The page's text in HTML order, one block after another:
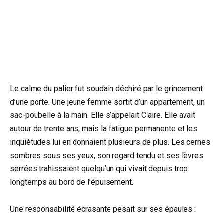
Le calme du palier fut soudain déchiré par le grincement
d’une porte. Une jeune femme sortit d’un appartement, un
sac-poubelle à la main. Elle s’appelait Claire. Elle avait
autour de trente ans, mais la fatigue permanente et les
inquiétudes lui en donnaient plusieurs de plus. Les cernes
sombres sous ses yeux, son regard tendu et ses lèvres
serrées trahissaient quelqu’un qui vivait depuis trop
longtemps au bord de l’épuisement.
Une responsabilité écrasante pesait sur ses épaules :